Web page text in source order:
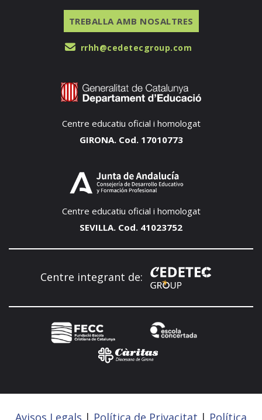
TREBALLA AMB NOSALTRES
rrhh@cedetecgroup.com
Centre educatiu oficial i homologat
GIRONA. Cod. 17010773
Centre educatiu oficial i homologat
SEVILLA. Cod. 41023752
Centre integrant de:
Avisos Legals | Política de Privacitat | Política